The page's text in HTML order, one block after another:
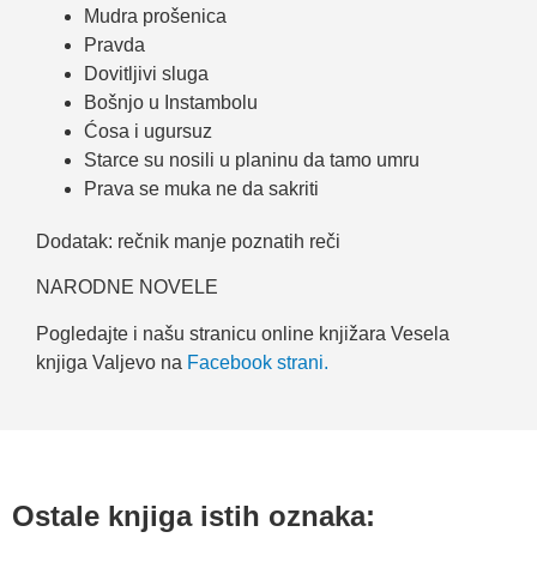
Mudra prošenica
Pravda
Dovitljivi sluga
Bošnjo u Instambolu
Ćosa i ugursuz
Starce su nosili u planinu da tamo umru
Prava se muka ne da sakriti
Dodatak: rečnik manje poznatih reči
NARODNE NOVELE
Pogledajte i našu stranicu online knjižara Vesela
knjiga Valjevo na Facebook strani.
Ostale knjiga istih oznaka: